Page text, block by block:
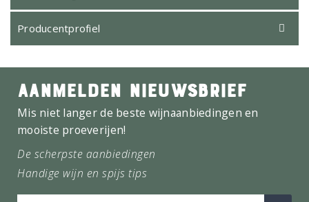
Producentprofiel
AANMELDEN NIEUWSBRIEF
Mis niet langer de beste wijnaanbiedingen en
mooiste proeverijen!
De scherpste aanbiedingen
Handige wijn en spijs tips